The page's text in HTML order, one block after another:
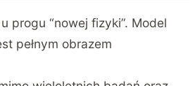
progu “nowej fizyki”. Model
pełnym obrazem